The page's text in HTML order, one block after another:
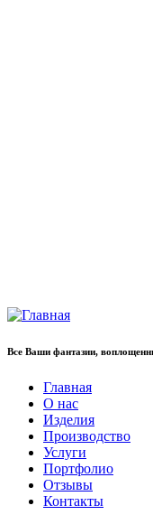
Все Ваши фантазии,
Главная
О нас
Изделия
Производство
Услуги
Портфолио
Отзывы
Контакты